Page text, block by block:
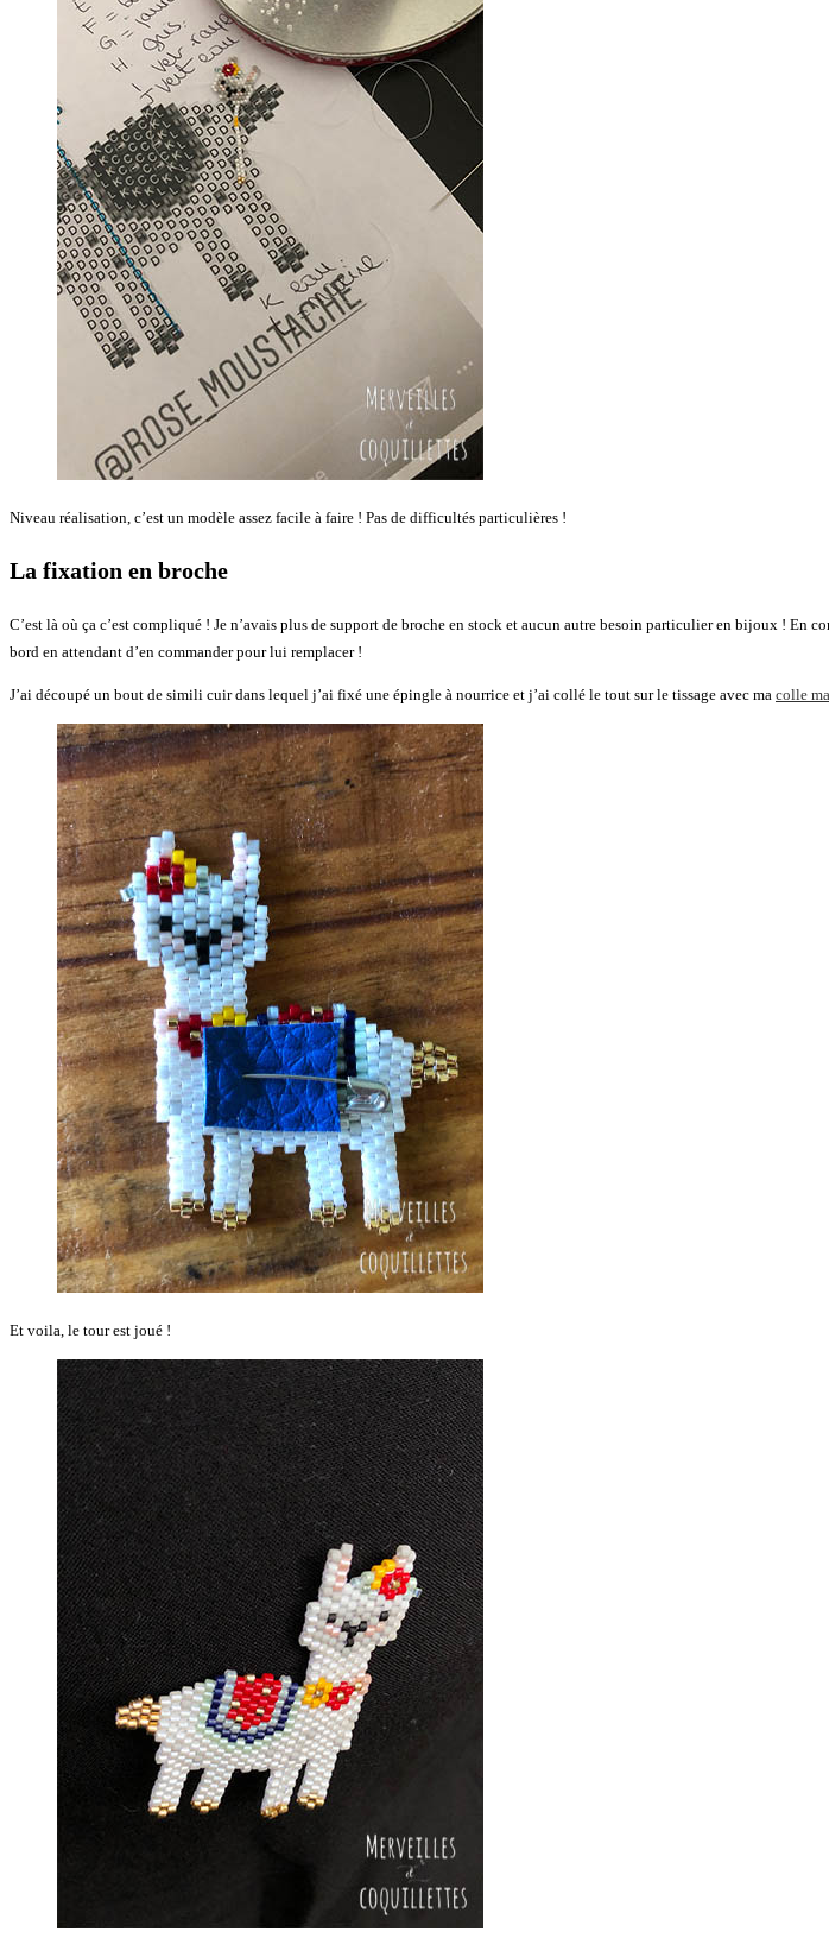
Niveau réalisation, c’est un modèle assez facile à faire ! Pas de difficultés particulières !
La fixation en broche
C’est là où ça c’est compliqué ! Je n’avais plus de support de broche en stock et aucun autre besoin particulier en bijoux !
bord en attendant d’en commander pour lui remplacer !
J’ai découpé un bout de simili cuir dans lequel j’ai fixé une épingle à nourrice et j’ai collé le tout sur le tissage avec ma colle
Et voila, le tour est joué !